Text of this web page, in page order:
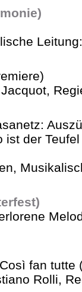
der
fan tutte
Rolli,